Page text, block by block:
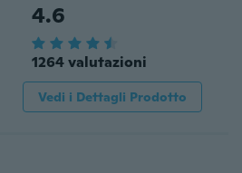
4.6
1264 valutazioni
Vedi i Dettagli Prodotto